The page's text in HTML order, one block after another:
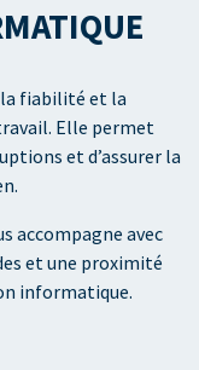
fiabilité et la
Elle permet
et d’assurer la
accompagne avec
et une proximité
informatique.